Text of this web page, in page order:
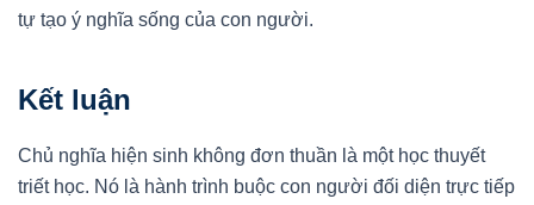
tự tạo ý nghĩa sống của con người.
Kết luận
Chủ nghĩa hiện sinh không đơn thuần là một học thuyết
triết học. Nó là hành trình buộc con người đối diện trực tiếp